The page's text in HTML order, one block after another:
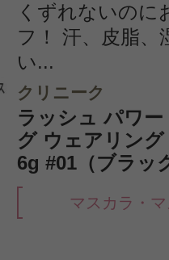
くずれないのに
フ！ 汗、皮脂、
い...
クリニーク
ラッシュ パワ
グ ウェアリン
6g #01（ブラッ
マスカラ・